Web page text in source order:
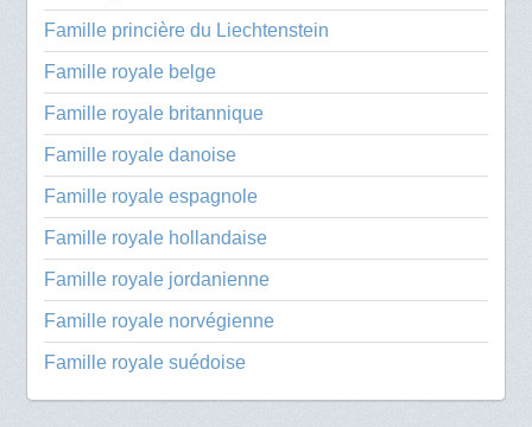
Famille princière du Liechtenstein
Famille royale belge
Famille royale britannique
Famille royale danoise
Famille royale espagnole
Famille royale hollandaise
Famille royale jordanienne
Famille royale norvégienne
Famille royale suédoise